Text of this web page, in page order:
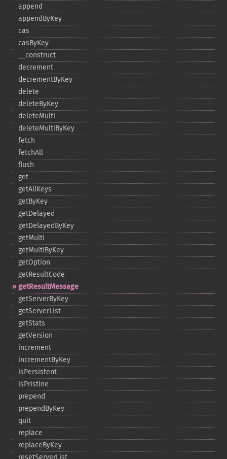
append
appendByKey
cas
casByKey
_​_​construct
decrement
decrementByKey
delete
deleteByKey
deleteMulti
deleteMultiByKey
fetch
fetchAll
flush
get
getAllKeys
getByKey
getDelayed
getDelayedByKey
getMulti
getMultiByKey
getOption
getResultCode
getResultMessage
getServerByKey
getServerList
getStats
getVersion
increment
incrementByKey
isPersistent
isPristine
prepend
prependByKey
quit
replace
replaceByKey
resetServerList